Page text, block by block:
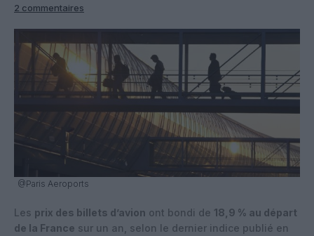
2 commentaires
@Paris Aeroports
Les prix des billets d’avion ont bondi de 18,9 % au départ
de la France sur un an, selon le dernier indice publié en